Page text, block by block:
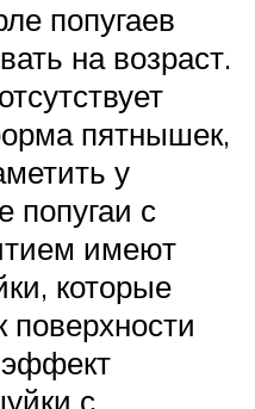
попугаев
на возраст.
пятнышек,
у
попугаи с
имеют
которые
поверхности
эффект
с